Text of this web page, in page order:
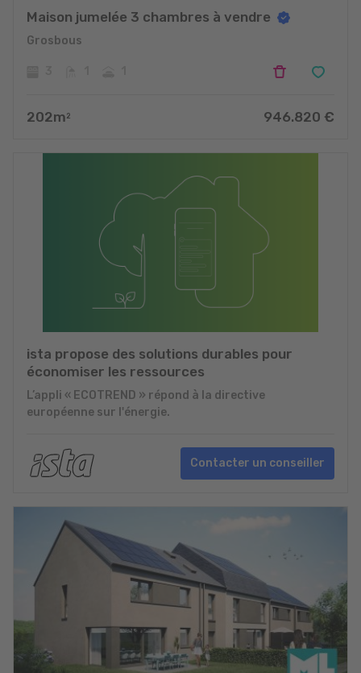
Maison jumelée 3 chambres à vendre
Grosbous
202m 2 946.820 €
ista propose des solutions durables pour
économiser les ressources
L’appli « ECOTREND » répond à la directive
européenne sur l'énergie.
Contacter un conseiller